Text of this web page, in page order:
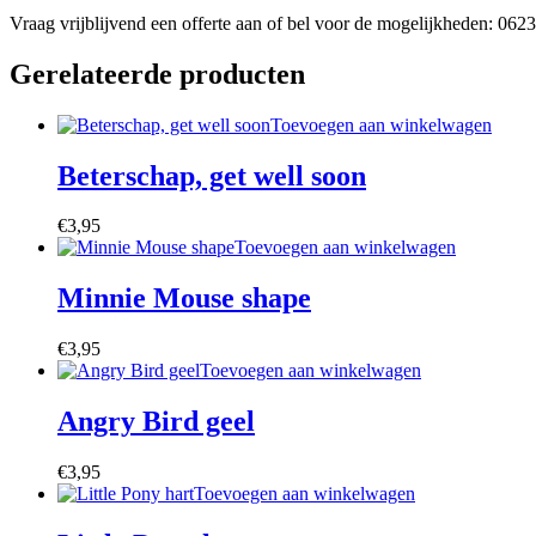
Vraag vrijblijvend een offerte aan of bel voor de mogelijkheden:
Gerelateerde producten
Toevoegen aan winkelwagen
Beterschap, get well soon
€3,95
Toevoegen aan winkelwagen
Minnie Mouse shape
€3,95
Toevoegen aan winkelwagen
Angry Bird geel
€3,95
Toevoegen aan winkelwagen